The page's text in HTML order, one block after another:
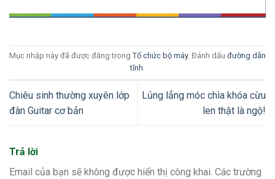
Mục nhập này đã được đăng trong Tổ chức bộ máy. Đánh dấu đường dẫn
tĩnh.
Chiêu sinh thường xuyên lớp
đàn Guitar cơ bản
Lủng lẳng móc chìa khóa cừu
len thật là ngộ!
Trả lời
Email của bạn sẽ không được hiển thị công khai. Các trường